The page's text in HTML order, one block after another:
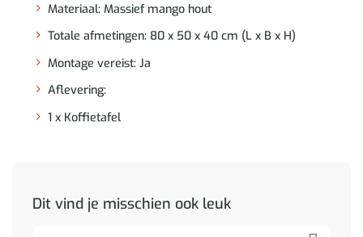
Materiaal: Massief mango hout
Totale afmetingen: 80 x 50 x 40 cm (L x B x H)
Montage vereist: Ja
Aflevering:
1 x Koffietafel
Dit vind je misschien ook leuk